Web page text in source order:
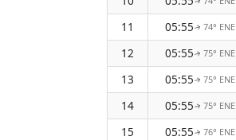
11
05:55↑ 74° ENE
12
05:55↑ 75° ENE
13
05:55↑ 75° ENE
14
05:55↑ 75° ENE
15
05:55↑ 76° ENE